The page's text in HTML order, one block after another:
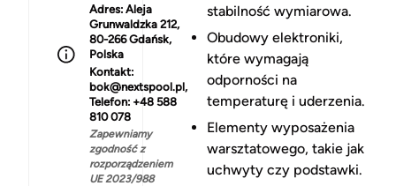
Adres: Aleja
Grunwaldzka 212,
80-266 Gdańsk,
Polska
Kontakt:
bok@nextspool.pl,
Telefon: +48 588
810 078
Zapewniamy
zgodność z
rozporządzeniem
UE 2023/988
stabilność wymiarowa.
Obudowy elektroniki,
które wymagają
odporności na
temperaturę i uderzenia.
Elementy wyposażenia
warsztatowego, takie jak
uchwyty czy podstawki.